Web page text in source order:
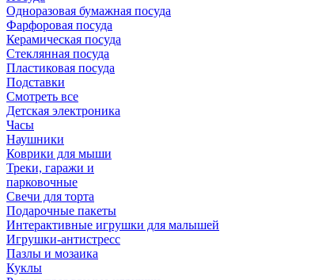
Одноразовая бумажная посуда
Фарфоровая посуда
Керамическая посуда
Стеклянная посуда
Пластиковая посуда
Подставки
Смотреть все
Детская электроника
Часы
Наушники
Коврики для мыши
Треки, гаражи и
парковочные
Свечи для торта
Подарочные пакеты
Интерактивные игрушки для малышей
Игрушки-антистресс
Пазлы и мозаика
Куклы